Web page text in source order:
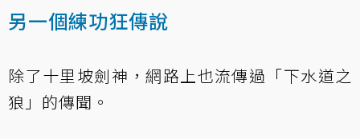
另一個練功狂傳說
除了十里坡劍神，網路上也流傳過「下水道之
狼」的傳聞。